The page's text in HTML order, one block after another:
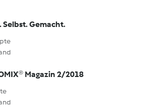
Selbst. Gemacht.
Magazin 2/2018